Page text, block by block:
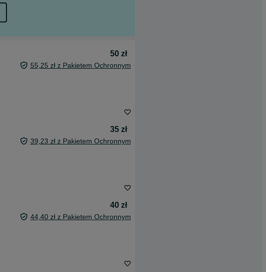
50 zł
55,25 zł z Pakietem Ochronnym
35 zł
39,23 zł z Pakietem Ochronnym
40 zł
44,40 zł z Pakietem Ochronnym